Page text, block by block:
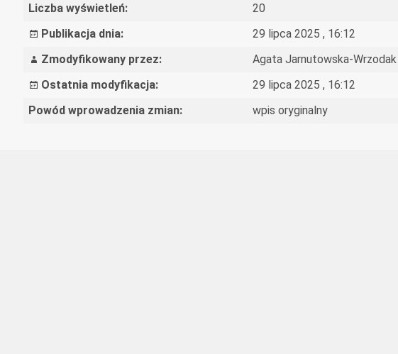
Liczba wyświetleń:
20
Publikacja dnia:
29 lipca 2025 , 16:12
Zmodyfikowany przez:
Agata Jarnutowska-Wrzodak
Ostatnia modyfikacja:
29 lipca 2025 , 16:12
Powód wprowadzenia zmian:
wpis oryginalny